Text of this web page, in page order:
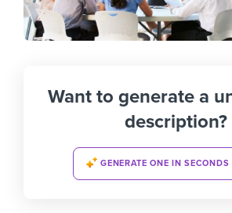
Want to generate a
description?
GENERATE ONE IN